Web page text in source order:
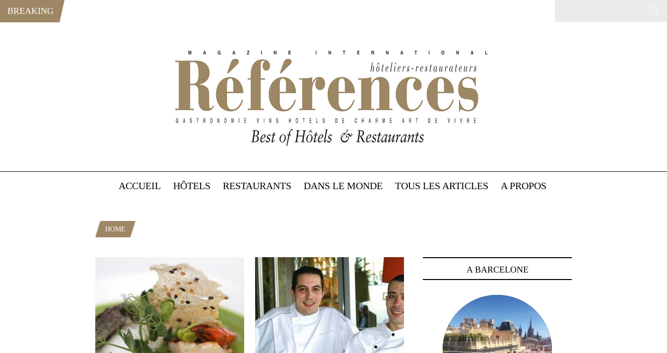
BREAKING
ACCUEIL HÔTELS RESTAURANTS DANS LE MONDE TOUS LES ARTICLES A PROPOS
HOME
A BARCELONE